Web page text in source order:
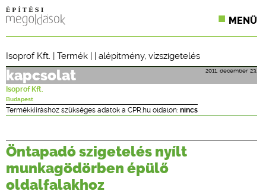
MENÜ
ONLINE KÉPZÉSEK
TERVEZÉSI SEGÉDLETEK
Isoprof Kft. | Termék | | alépítmény, vízszigetelés
2011. december 23.
kapcsolat
Isoprof Kft.
Budapest
Termékkiíráshoz szükséges adatok a CPR.hu oldalon: nincs
Öntapadó szigetelés nyílt
munkagödörben épülő
oldalfalakhoz